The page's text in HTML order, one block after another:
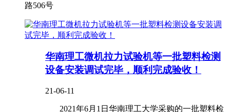
路506号
华南理工微机拉力试验机等一批塑料检测
设备安装调试完毕，顺利完成验收！
21-06-11
2021年6月1日华南理工大学采购的一批塑料检